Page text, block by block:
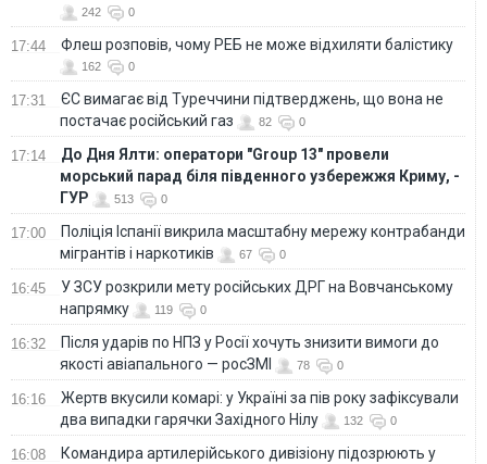
242 0
17:44 Флеш розповів, чому РЕБ не може відхиляти балістику
162 0
17:31
ЄС вимагає від Туреччини підтверджень, що вона не
постачає російський газ
82 0
17:14
До Дня Ялти: оператори "Group 13" провели
морський парад біля південного узбережжя Криму, -
ГУР
513 0
17:00
Поліція Іспанії викрила масштабну мережу контрабанди
мігрантів і наркотиків
67 0
16:45
У ЗСУ розкрили мету російських ДРГ на Вовчанському
напрямку
119 0
16:32
Після ударів по НПЗ у Росії хочуть знизити вимоги до
якості авіапального — росЗМІ
78 0
16:16
Жертв вкусили комарі: у Україні за пів року зафіксували
два випадки гарячки Західного Нілу
132 0
16:08
Командира артилерійського дивізіону підозрюють у